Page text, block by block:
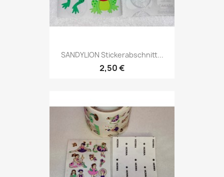
SANDYLION Stickerabschnitt...
2,50 €